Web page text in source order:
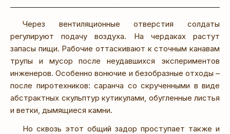
Через вентиляционные отверстия солдаты
регулируют подачу воздуха. На чердаках растут
запасы пищи. Рабочие оттаскивают к сточным канавам
трупы и мусор после неудавшихся экспериментов
инженеров. Особенно вонючие и безобразные отходы –
после пиротехников: саранча со скрученными в виде
абстрактных скульптур кутикулами, обугленные листья
и ветки, дымящиеся камни.
Но сквозь этот общий задор проступает также и